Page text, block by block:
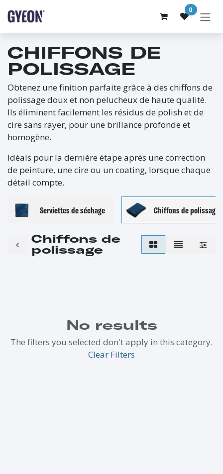
0
CHIFFONS DE
POLISSAGE
Obtenez une finition parfaite grâce à des chiffons de
polissage doux et non pelucheux de haute qualité.
Ils éliminent facilement les résidus de polish et de
cire sans rayer, pour une brillance profonde et
homogène.
Idéals pour la dernière étape après une correction
de peinture, une cire ou un coating, lorsque chaque
détail compte.
Serviettes de séchage Chiffons de polissage
Chiffons de
polissage
No results
The filters you selected don't apply in this category.
Clear Filters